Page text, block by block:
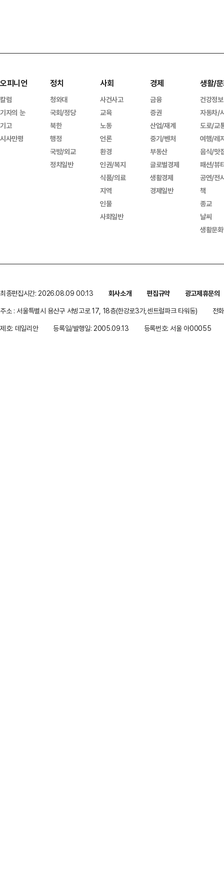
오피니언
칼럼
기자의 눈
기고
시사만평
정치
청와대
국회/정당
북한
행정
국방/외교
정치일반
사회
사건사고
교육
노동
언론
환경
인권/복지
식품/의료
지역
인물
사회일반
경제
금융
증권
산업/재계
중기/벤처
부동산
글로벌경제
생활경제
경제일반
생활/
건강정보
자동차/
도로/교
여행/레
음식/맛
패션/뷰
공연/전
책
종교
날씨
생활문
최종편집시간: 2026.08.09 00:13 회사소개 편집규약
광고제휴문의
주소 : 서울특별시 용산구 서빙고로 17, 18층(한강로3가,센트럴파크 타워동)
전
제호: 데일리안
등록일/발행일: 2005.09.13 등록번호: 서울 아00055